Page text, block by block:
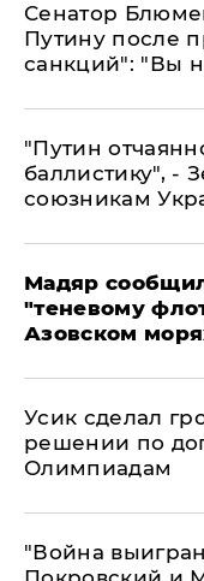
Сенатор
Путину после
санкций": "Вы
"Путин
баллистику", -
союзникам
Мадяр
"теневому
Азовском
Усик сделал
решении по
Олимпиадам
"Война